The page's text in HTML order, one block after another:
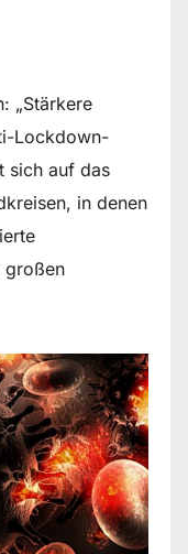
„Stärkere
Lockdown-
sich auf das
in denen
großen